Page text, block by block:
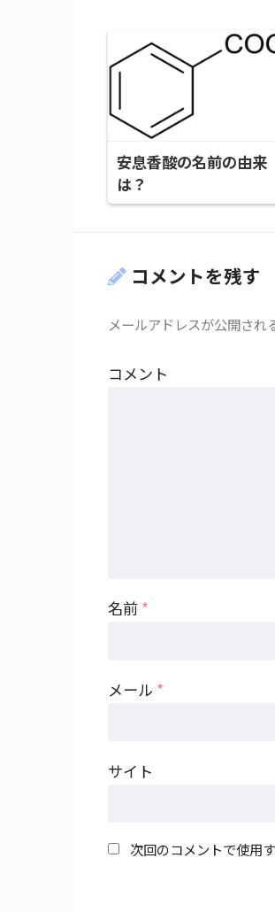
安息香酸の名前の由来
は？
コメントを残す
メールアドレスが公開され
コメント
名前 *
メール *
サイト
次回のコメントで使用